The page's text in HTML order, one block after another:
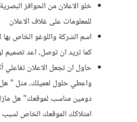
خلو الاعلان من الحوافز
للمعلومات على غلاف الاعلان
اسم الشركة واللوغو الخاص
كما تريد ان توصل، اعد تصميم
حاول ان تجعل الاعلان تفاعلي
واعطي حلول لعميلك، مثل "
دومين مناسب لموقعك" هل
امتلاكك الموقعك الخاص